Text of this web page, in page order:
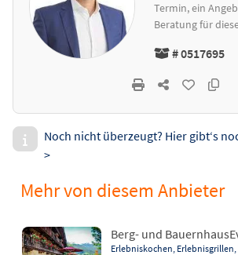
Termin, ein
Beratung für
# 0517695
Noch nicht überzeugt? Hier gibt‘s
>
Mehr von diesem Anbieter
Berg- und
Erlebniskochen, Erlebnisgrillen,